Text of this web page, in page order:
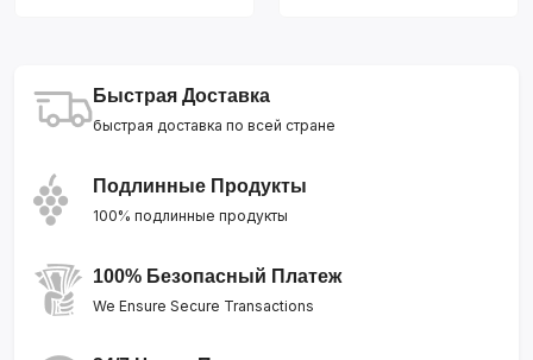
Быстрая Доставка
быстрая доставка по всей стране
Подлинные Продукты
100% подлинные продукты
100% Безопасный Платеж
We Ensure Secure Transactions